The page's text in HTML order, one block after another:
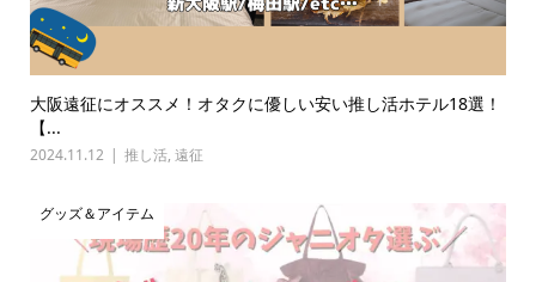
大阪遠征にオススメ！オタクに優しい安い推し活ホテル18選！
【...
2024.11.12 推し活, 遠征
グッズ＆アイテム